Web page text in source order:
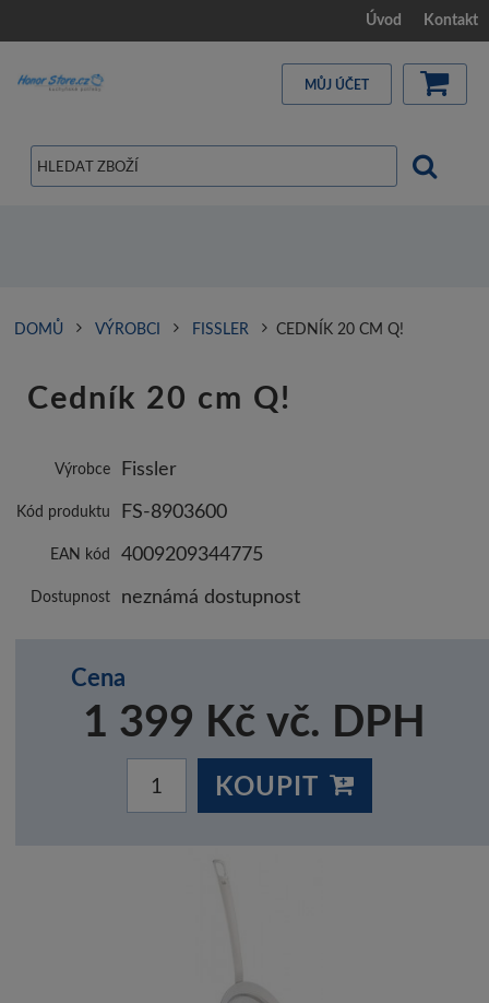
Úvod Kontakt
MŮJ ÚČET
DOMŮ VÝROBCI FISSLER CEDNÍK 20 CM Q!
Cedník 20 cm Q!
Výrobce Fissler
Kód produktu FS-8903600
EAN kód 4009209344775
Dostupnost neznámá dostupnost
Cena
1 399 Kč vč. DPH
KOUPIT